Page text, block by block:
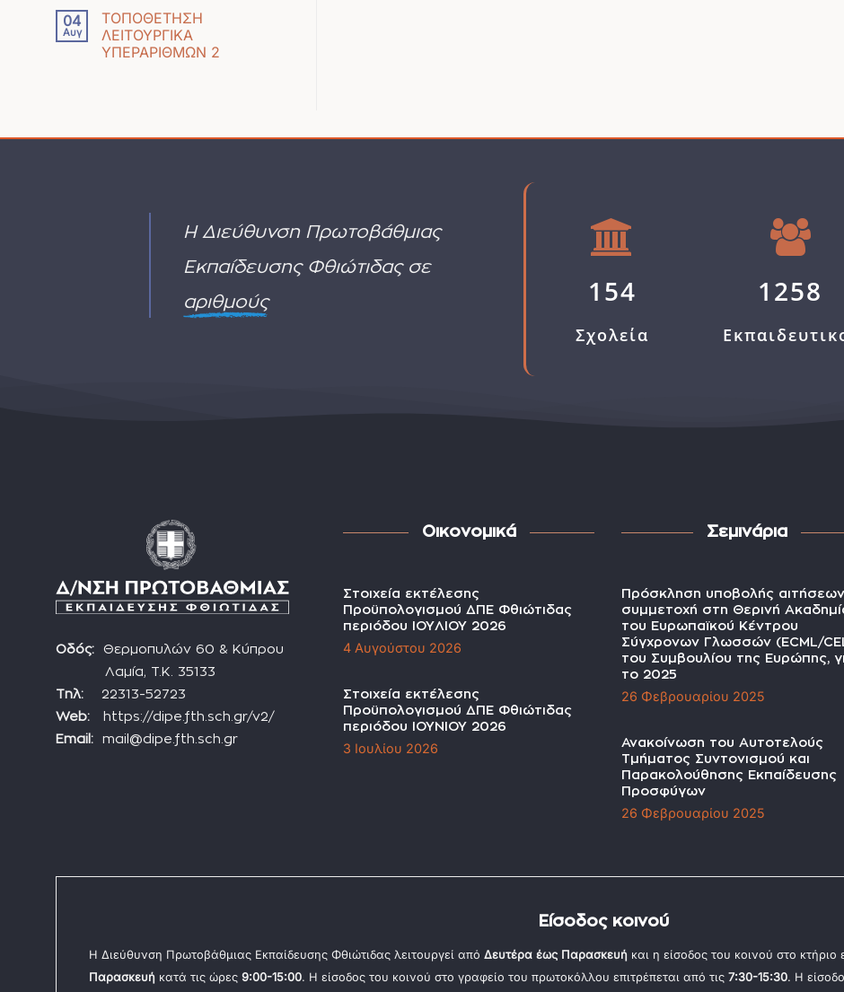
ΕΝΔΙΑΦΕΡΟΝΤΟΣ
(ΜΑΔΡΙΤΗ
2027)
υπάρχουν
σχόλια
στο
(ΕΕΠ-
04
Αυγ
ΤΟΠΟΘΕΤΗΣΗ
ΛΕΙΤΟΥΡΓΙΚΑ
ΥΠΕΡΑΡΙΘΜΩΝ 2
ΤΟΠΟΘΕΤΗΣΗ
Η Διεύθυνση Πρωτοβάθμιας
Εκπαίδευσης Φθιώτιδας σε
αριθμούς
154
Σχολεία
1258
Οδός: Θερμοπυλών 60 & Κύπρου
Λαμία, Τ.Κ. 35133
Τηλ: 22313-52723
Web: https://dipe.fth.sch.gr/v2/
Email: mail@dipe.fth.sch.gr
Οικονομικά
Στοιχεία εκτέλεσης
Προϋπολογισμού ΔΠΕ Φθιώτιδας
περιόδου ΙΟΥΛΙΟΥ 2026
4 Αυγούστου 2026
Στοιχεία εκτέλεσης
Προϋπολογισμού ΔΠΕ Φθιώτιδας
περιόδου ΙΟΥΝΙΟΥ 2026
3 Ιουλίου 2026
Σεμινάρια
Πρόσκληση υποβολής αιτήσεων
συμμετοχή στη Θερινή
του Ευρωπαϊκού Κέντρου
Σύγχρονων Γλωσσών (ECML/
του Συμβουλίου της Ευρώπης,
το 2025
26 Φεβρουαρίου 2025
Ανακοίνωση του Αυτοτελούς
Τμήματος Συντονισμού και
Παρακολούθησης Εκπαίδευσης
Προσφύγων
26 Φεβρουαρίου 2025
Είσοδος κοινού
Η Διεύθυνση Πρωτοβάθμιας Εκπαίδευσης Φθιώτιδας λειτουργεί από Δευτέρα έως Παρασκευή και η είσοδος του κοινού στο
Παρασκευή κατά τις ώρες 9:00-15:00. Η είσοδος του κοινού στο γραφείο του πρωτοκόλλου επιτρέπεται από τις 7:30-15:30. Η